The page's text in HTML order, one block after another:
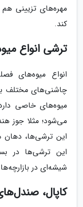
مهره‌های تزیینی
کند.
ترشی انواع
انواع میوه‌های
چاشنی‌های مختلف
میوه‌های خاصی
می‌شود؛ مثلا جوز
این ترشی‌ها،
این ترشی‌ها در
شیشه‌ای در
کاپال،